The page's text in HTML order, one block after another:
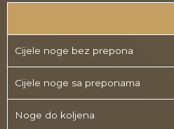
Cijele noge bez prepona
Cijele noge sa preponama
Noge do koljena